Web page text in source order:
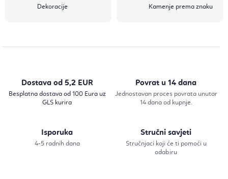
Dekoracije Kamenje prema znaku
Dostava od 5,2 EUR
Besplatna dostava od 100 Eura uz
GLS kurira
Povrat u 14 dana
Jednostavan proces povrata unutar
14 dana od kupnje.
Isporuka
4-5 radnih dana
Stručni savjeti
Stručnjaci koji će ti pomoći u
odabiru